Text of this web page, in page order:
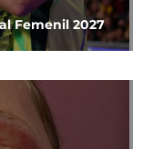
Femenil 2027